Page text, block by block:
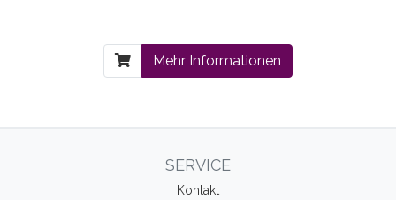
Mehr Informationen
SERVICE
Kontakt